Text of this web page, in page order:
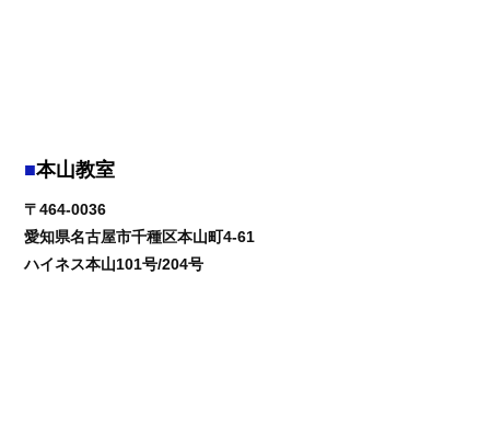
本山教室
〒464-0036
愛知県名古屋市千種区本山町4-61
ハイネス本山101号/204号